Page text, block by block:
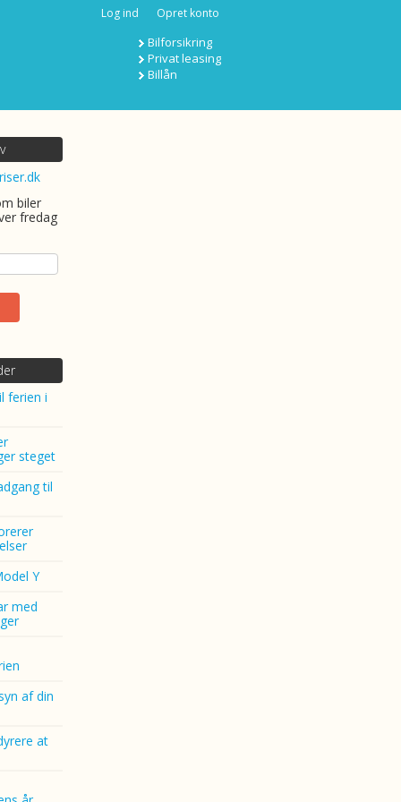
Log ind Opret konto
Bilforsikring
Privat leasing
Billån
biler
fredag
ferien i
steget
til
Y
med
af din
at